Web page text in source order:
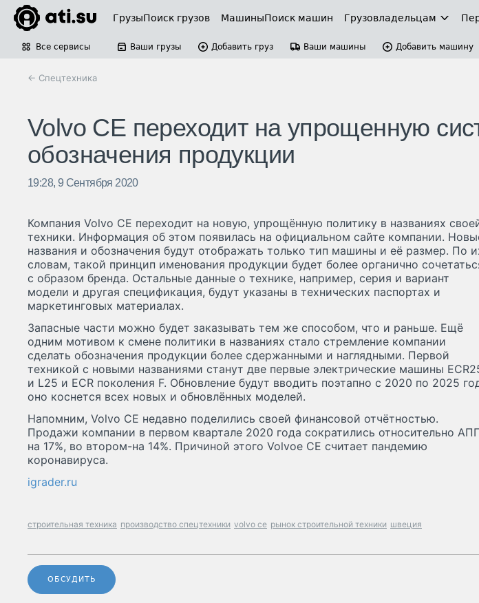
ГрузыПоиск грузов МашиныПоиск машин Грузовладельцам
Все сервисы Ваши грузы Добавить груз Ваши машины Добавить машину
← Спецтехника
Volvo CE переходит на упрощенную
обозначения продукции
19:28, 9 Сентября 2020
Компания Volvo CE переходит на новую, упрощённую политику в названиях
техники. Информация об этом появилась на официальном сайте компании.
названия и обозначения будут отображать только тип машины и её размер. По
словам, такой принцип именования продукции будет более органично
с образом бренда. Остальные данные о технике, например, серия и вариант
модели и другая спецификация, будут указаны в технических паспортах и
маркетинговых материалах.
Запасные части можно будет заказывать тем же способом, что и раньше. Ещё
одним мотивом к смене политики в названиях стало стремление компании
сделать обозначения продукции более сдержанными и наглядными. Первой
техникой с новыми названиями станут две первые электрические машины
и L25 и ECR поколения F. Обновление будут вводить поэтапно с 2020 по 2025
оно коснется всех новых и обновлённых моделей.
Напомним, Volvo CE недавно поделились своей финансовой отчётностью.
Продажи компании в первом квартале 2020 года сократились относительно
на 17%, во втором-на 14%. Причиной этого Volvoe CE считает пандемию
коронавируса.
igrader.ru
строительная техника производство спецтехники volvo ce рынок строительной техники швеция
ОБСУДИТЬ